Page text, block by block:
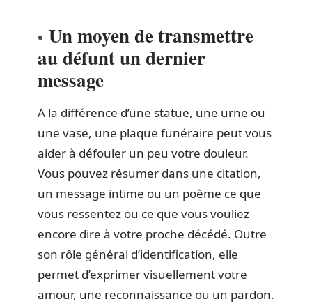
Un moyen de transmettre
au défunt un dernier
message
A la différence d’une statue, une urne ou
une vase, une plaque funéraire peut vous
aider à défouler un peu votre douleur.
Vous pouvez résumer dans une citation,
un message intime ou un poème ce que
vous ressentez ou ce que vous vouliez
encore dire à votre proche décédé. Outre
son rôle général d’identification, elle
permet d’exprimer visuellement votre
amour, une reconnaissance ou un pardon.